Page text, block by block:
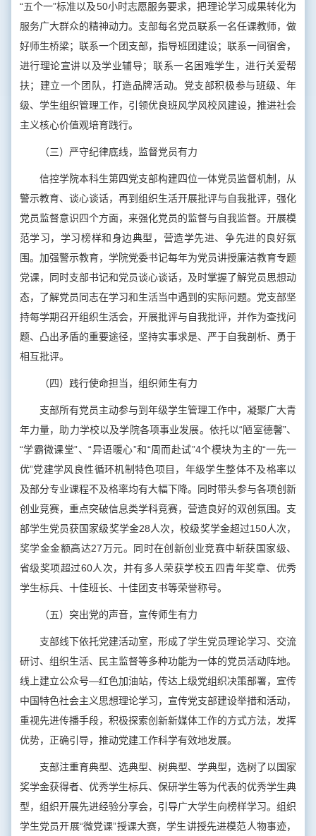
“五个一”标准以及50小时志愿服务要求，把理论学习成果转化为
服务广大群众的精神动力。支部每名党员联系一名任课教师，做
好师生桥梁；联系一个团支部，指导班团建设；联系一间宿舍，
进行理论宣讲以及学业辅导；联系一名困难学生，进行关爱帮
扶；建立一个团队，打造品牌活动。党支部积极参与班级、年
级、学生组织管理工作，引领优良班风学风校风建设，推进社会
主义核心价值观培育践行。
（三）严守纪律底线，监督党员有力
信控学院本科生第四党支部构建四位一体党员监督机制，从
警示教育、谈心谈话，再到组织生活开展批评与自我批评，强化
党员监督意识四个方面，来强化党员的监督与自我监督。开展模
范学习，学习榜样和身边典型，营造学先进、争先进的良好氛
围。加强警示教育，学院党委书记每年为党员讲授廉洁教育专题
党课，同时支部书记和党员谈心谈话，及时掌握了解党员思想动
态，了解党员同志在学习和生活当中遇到的实际问题。党支部坚
持每学期召开组织生活会，开展批评与自我批评，并作为查找问
题、凸出矛盾的重要途径，坚持实事求是、严于自我剖析、勇于
相互批评。
（四）践行使命担当，组织师生有力
支部所有党员主动参与到年级学生管理工作中，凝聚广大青
年力量，助力学校以及学院各项事业发展。依托以“陋室德馨”、
“学霸微课堂”、“异语暖心”和“周而赴试”4个模块为主的“一先一
优”党建学风良性循环机制特色项目，年级学生整体不及格率以
及部分专业课程不及格率均有大幅下降。同时带头参与各项创新
创业竞赛，重点突破信息类学科竞赛，营造良好的双创氛围。支
部学生党员获国家级奖学金28人次，校级奖学金超过150人次，
奖学金金额高达27万元。同时在创新创业竞赛中斩获国家级、
省级奖项超过60人次，并有多人荣获学校五四青年奖章、优秀
学生标兵、十佳班长、十佳团支书等荣誉称号。
（五）突出党的声音，宣传师生有力
支部线下依托党建活动室，形成了学生党员理论学习、交流
研讨、组织生活、民主监督等多种功能为一体的党员活动阵地。
线上建立公众号—红色加油站，传达上级党组织决策部署，宣传
中国特色社会主义思想理论学习，宣传党支部建设举措和活动，
重视先进传播手段，积极探索创新新媒体工作的方式方法，发挥
优势，正确引导，推动党建工作科学有效地发展。
支部注重育典型、选典型、树典型、学典型，选树了以国家
奖学金获得者、优秀学生标兵、保研学生等为代表的优秀学生典
型，组织开展先进经验分享会，引导广大学生向榜样学习。组织
学生党员开展“微党课”授课大赛，学生讲授先进模范人物事迹，